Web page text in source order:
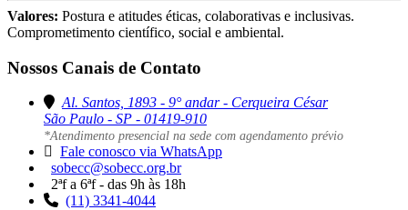
Valores: Postura e atitudes éticas, colaborativas e inclusivas.
Comprometimento científico, social e ambiental.
Nossos Canais de Contato
Al. Santos, 1893 - 9° andar - Cerqueira César
São Paulo - SP - 01419-910
*Atendimento presencial na sede com agendamento prévio
Fale conosco via WhatsApp
sobecc@sobecc.org.br
2ªf a 6ªf - das 9h às 18h
(11) 3341-4044